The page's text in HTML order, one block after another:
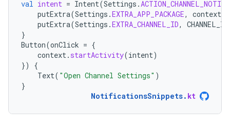
val intent = Intent(Settings .
putExtra(Settings .EXTRA_APP_PACKAGE, context
putExtra(Settings .EXTRA_CHANNEL_ID, CHANNEL_ID
}
Button(onClick = {
context. startActivity(intent)
})
{
Text( "Open Channel Settings" )
}
NotificationsSnippets. kt